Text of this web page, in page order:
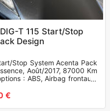
T 115 Start/Stop
Design
Stop System Acenta Pack
Août/2017, 87000 Km
: ABS, Airbag frontaux,
€